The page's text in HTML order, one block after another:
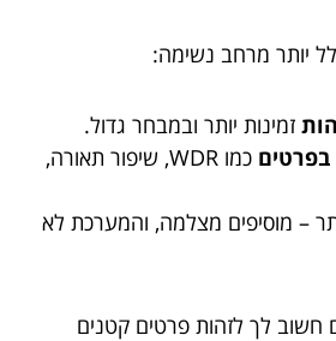
זמינות יותר ובמבחר גדול.
כמו WDR, שיפור תאורה,
– מוסיפים מצלמה, והמערכת לא
לך לזהות פרטים קטנים